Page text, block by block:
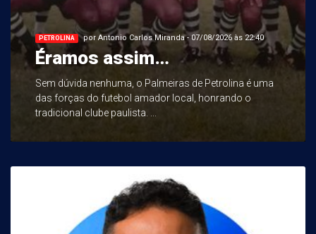
PETROLINA por Antonio Carlos Miranda - 07/08/2026 às 22:40
Éramos assim…
Sem dúvida nenhuma, o Palmeiras de Petrolina é uma
das forças do futebol amador local, honrando o
tradicional clube paulista. ...